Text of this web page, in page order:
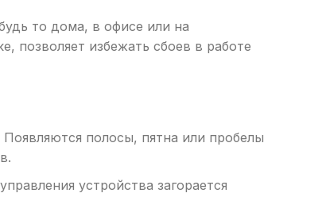
то дома, в офисе или на
позволяет избежать сбоев в работе
полосы, пятна или пробелы
устройства загорается